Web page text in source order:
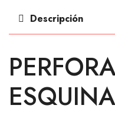
Descripción